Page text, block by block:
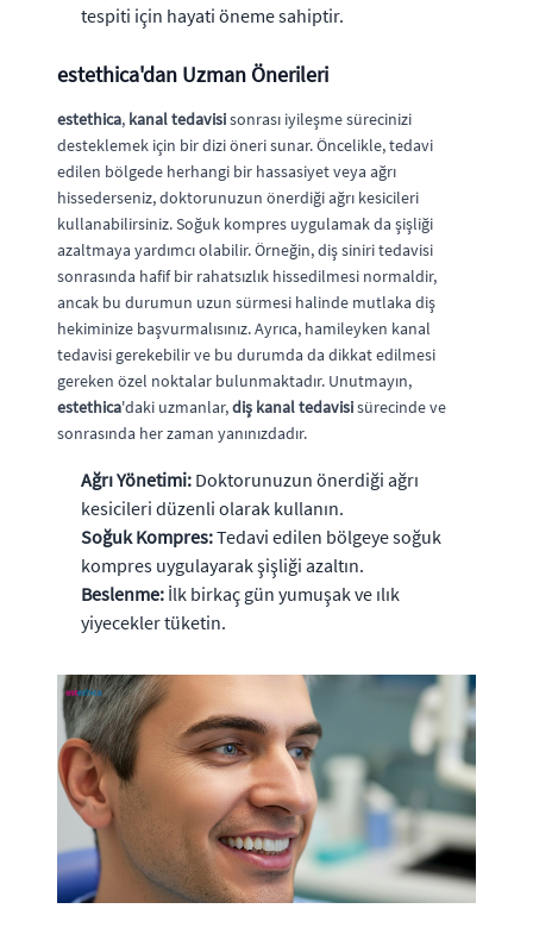
tespiti için hayati öneme sahiptir.
estethica'dan Uzman Önerileri
estethica, kanal tedavisisonrası iyileşme sürecinizi
desteklemek için bir dizi öneri sunar. Öncelikle, tedavi
edilen bölgede herhangi bir hassasiyet veya ağrı
hissederseniz, doktorunuzun önerdiği ağrı kesicileri
kullanabilirsiniz. Soğuk kompres uygulamak da şişliği
azaltmaya yardımcı olabilir. Örneğin, diş siniri tedavisi
sonrasında hafif bir rahatsızlık hissedilmesi normaldir,
ancak bu durumun uzun sürmesi halinde mutlaka diş
hekiminize başvurmalısınız. Ayrıca, hamileyken kanal
tedavisi gerekebilir ve bu durumda da dikkat edilmesi
gereken özel noktalar bulunmaktadır. Unutmayın,
estethica'daki uzmanlar,diş kanal tedavisisürecinde ve
sonrasında her zaman yanınızdadır.
Ağrı Yönetimi: Doktorunuzun önerdiği ağrı
kesicileri düzenli olarak kullanın.
Soğuk Kompres:Tedavi edilen bölgeye soğuk
kompres uygulayarak şişliği azaltın.
Beslenme: İlk birkaç gün yumuşak ve ılık
yiyecekler tüketin.